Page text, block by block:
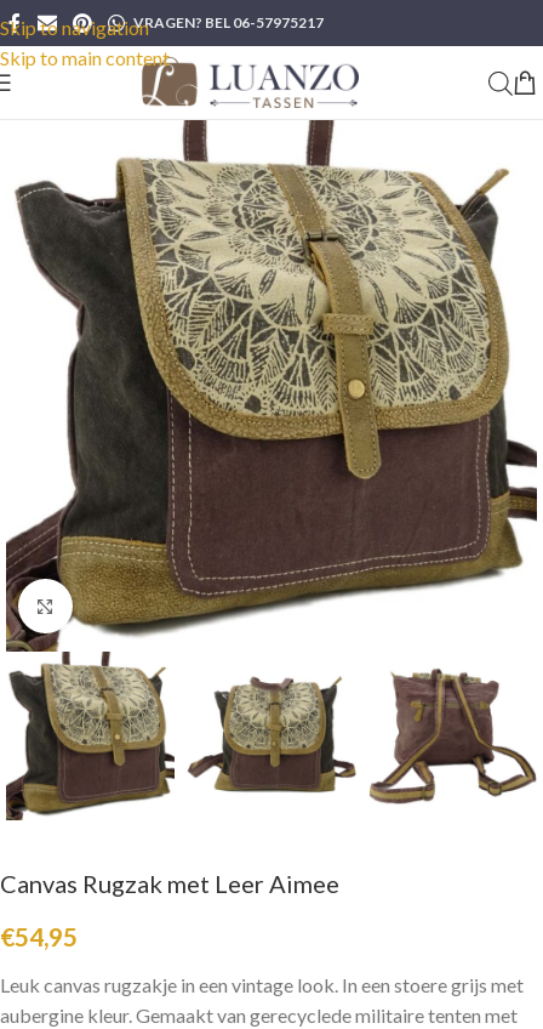
Skip to navigation
Skip to main content
VRAGEN? BEL 06-57975217
Click to enlarge
Canvas Rugzak met Leer Aimee
€54,95
Leuk canvas rugzakje in een vintage look. In een stoere grijs met
aubergine kleur. Gemaakt van gerecyclede militaire tenten met